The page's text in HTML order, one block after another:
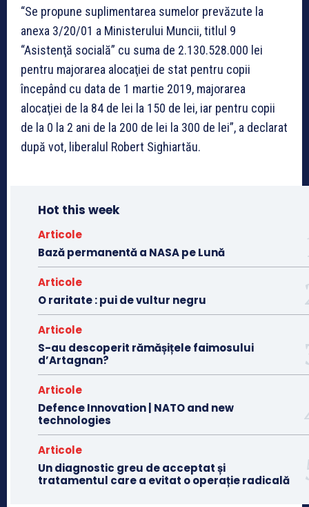
“Se propune suplimentarea sumelor prevăzute la
anexa 3/20/01 a Ministerului Muncii, titlul 9
“Asistenţă socială” cu suma de 2.130.528.000 lei
pentru majorarea alocaţiei de stat pentru copii
începând cu data de 1 martie 2019, majorarea
alocaţiei de la 84 de lei la 150 de lei, iar pentru copii
de la 0 la 2 ani de la 200 de lei la 300 de lei”, a declarat
după vot, liberalul Robert Sighiartău.
Hot this week
Articole
Bază permanentă a NASA pe Lună
Articole
O raritate : pui de vultur negru
Articole
S-au descoperit rămășițele faimosului
d’Artagnan?
Articole
Defence Innovation | NATO and new
technologies
Articole
Un diagnostic greu de acceptat și
tratamentul care a evitat o operație radicală